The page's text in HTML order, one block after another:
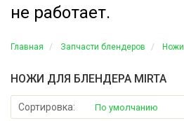
не работает.
Главная Запчасти блендеров Ножи
НОЖИ ДЛЯ БЛЕНДЕРА MIRTA
Сортировка: По умолчанию